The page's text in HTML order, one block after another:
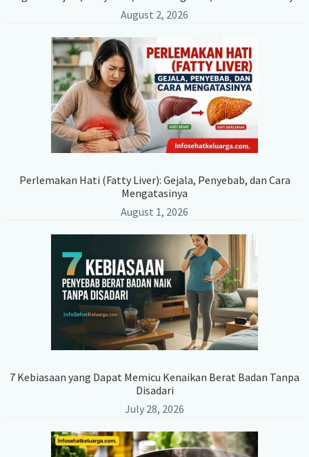
August 2, 2026
Perlemakan Hati (Fatty Liver): Gejala, Penyebab, dan Cara
Mengatasinya
August 1, 2026
7 Kebiasaan yang Dapat Memicu Kenaikan Berat Badan Tanpa
Disadari
July 28, 2026